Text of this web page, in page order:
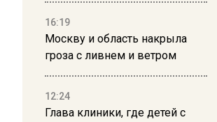
16:19
Москву и область накрыла
гроза с ливнем и ветром
12:24
Глава клиники, где детей с